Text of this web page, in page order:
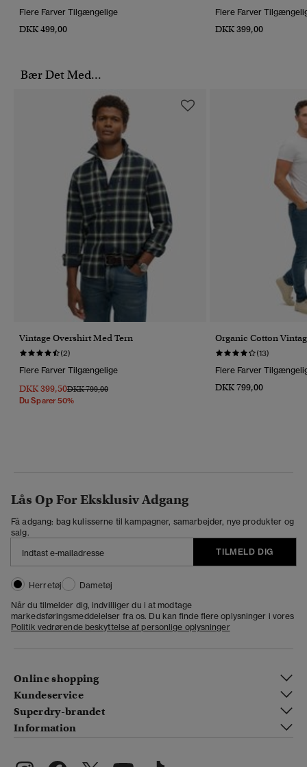
Flere Farver Tilgængelige
DKK 499,00
Flere Farver
DKK 399,00
Bær Det Med...
Vintage Overshirt Med Tern
(2)
Flere Farver Tilgængelige
DKK 399,50Pris Nedsat Fra
DKK 799,00Til
Du Sparer 50%
Organic Cotton
(13)
Flere Farver
DKK 799,00
Lås Op For Eksklusiv Adgang
Få adgang: bag kulisserne til kampagner, samarbejder, nye produkter og
salg.
TILMELD DIG
Herretøj
Dametøj
Når du tilmelder dig, indvilliger du i at modtage
markedsføringsmeddelelser fra os. Du kan finde flere oplysninger i vores
Politik vedrørende beskyttelse af personlige oplysninger
Online shopping
Kundeservice
Superdry-brandet
Information